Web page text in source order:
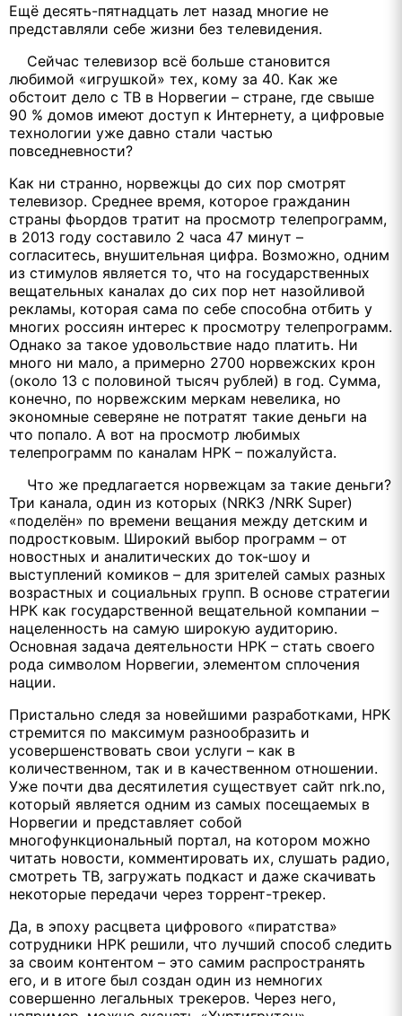
Ещё десять-пятнадцать лет назад многие не
представляли себе жизни без телевидения.
Сейчас телевизор всё больше становится
любимой «игрушкой» тех, кому за 40. Как же
обстоит дело с ТВ в Норвегии – стране, где свыше
90 % домов имеют доступ к Интернету, а цифровые
технологии уже давно стали частью
повседневности?
Как ни странно, норвежцы до сих пор смотрят
телевизор. Среднее время, которое гражданин
страны фьордов тратит на просмотр телепрограмм,
в 2013 году составило 2 часа 47 минут –
согласитесь, внушительная цифра. Возможно, одним
из стимулов является то, что на государственных
вещательных каналах до сих пор нет назойливой
рекламы, которая сама по себе способна отбить у
многих россиян интерес к просмотру телепрограмм.
Однако за такое удовольствие надо платить. Ни
много ни мало, а примерно 2700 норвежских крон
(около 13 с половиной тысяч рублей) в год. Сумма,
конечно, по норвежским меркам невелика, но
экономные северяне не потратят такие деньги на
что попало. А вот на просмотр любимых
телепрограмм по каналам НРК – пожалуйста.
Что же предлагается норвежцам за такие деньги?
Три канала, один из которых (NRK3 /NRK Super)
«поделён» по времени вещания между детским и
подростковым. Широкий выбор программ – от
новостных и аналитических до ток-шоу и
выступлений комиков – для зрителей самых разных
возрастных и социальных групп. В основе стратегии
НРК как государственной вещательной компании –
нацеленность на самую широкую аудиторию.
Основная задача деятельности НРК – стать своего
рода символом Норвегии, элементом сплочения
нации.
Пристально следя за новейшими разработками, НРК
стремится по максимум разнообразить и
усовершенствовать свои услуги – как в
количественном, так и в качественном отношении.
Уже почти два десятилетия существует сайт nrk.no,
который является одним из самых посещаемых в
Норвегии и представляет собой
многофункциональный портал, на котором можно
читать новости, комментировать их, слушать радио,
смотреть ТВ, загружать подкаст и даже скачивать
некоторые передачи через торрент-трекер.
Да, в эпоху расцвета цифрового «пиратства»
сотрудники НРК решили, что лучший способ следить
за своим контентом – это самим распространять
его, и в итоге был создан один из немногих
совершенно легальных трекеров. Через него,